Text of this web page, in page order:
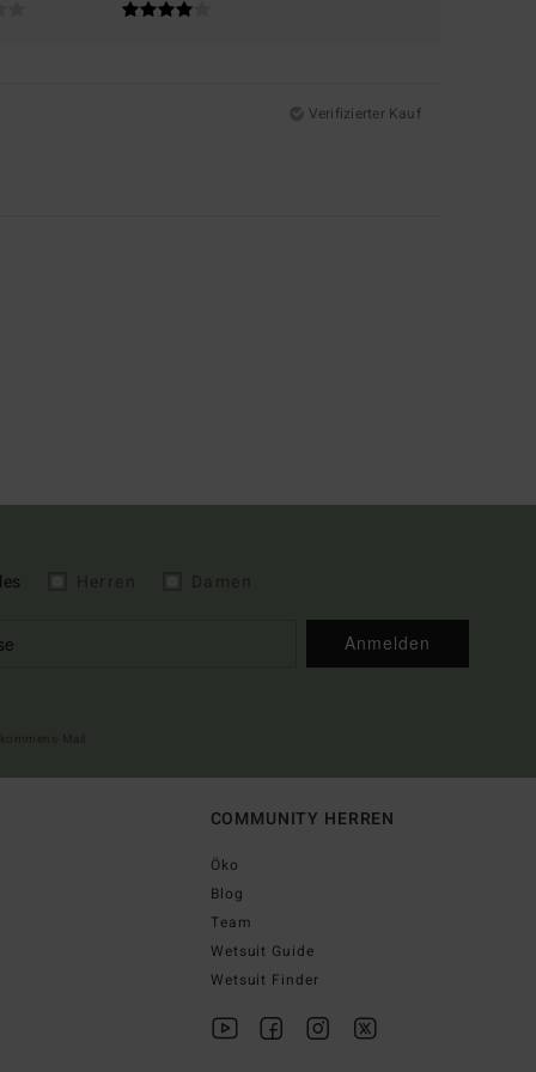
Verifizierter Kauf
Anmelden
COMMUNITY HERREN
Öko
Blog
Team
Wetsuit Guide
Wetsuit Finder